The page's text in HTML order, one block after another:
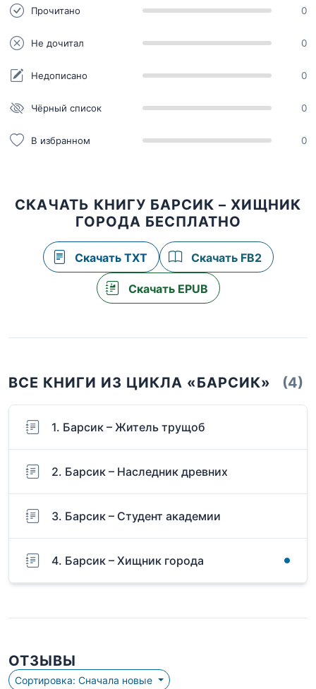
Прочитано 0
Не дочитал 0
Недописано 0
Чёрный список 0
В избранном 0
СКАЧАТЬ КНИГУ БАРСИК – ХИЩНИК
ГОРОДА БЕСПЛАТНО
Скачать TXT Скачать FB2
Скачать EPUB
ВСЕ КНИГИ ИЗ ЦИКЛА «БАРСИК» (4)
1. Барсик – Житель трущоб
2. Барсик – Наследник древних
3. Барсик – Студент академии
4. Барсик – Хищник города
ОТЗЫВЫ
Сортировка: Сначала новые